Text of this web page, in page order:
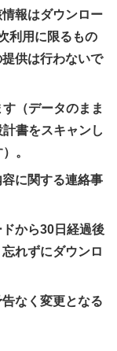
報はダウンロー
利用に限るもの
供は行わないで
（データのまま
書をスキャンし
。
に関する連絡事
から30日経過後
れずにダウンロ
なく変更となる